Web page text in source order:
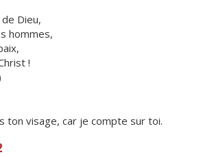
Dieu,
hommes,
!
ton visage, car je compte sur toi.